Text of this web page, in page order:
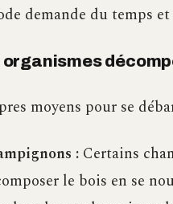
demande du temps et
moyens pour se
:Certains
le bois en se